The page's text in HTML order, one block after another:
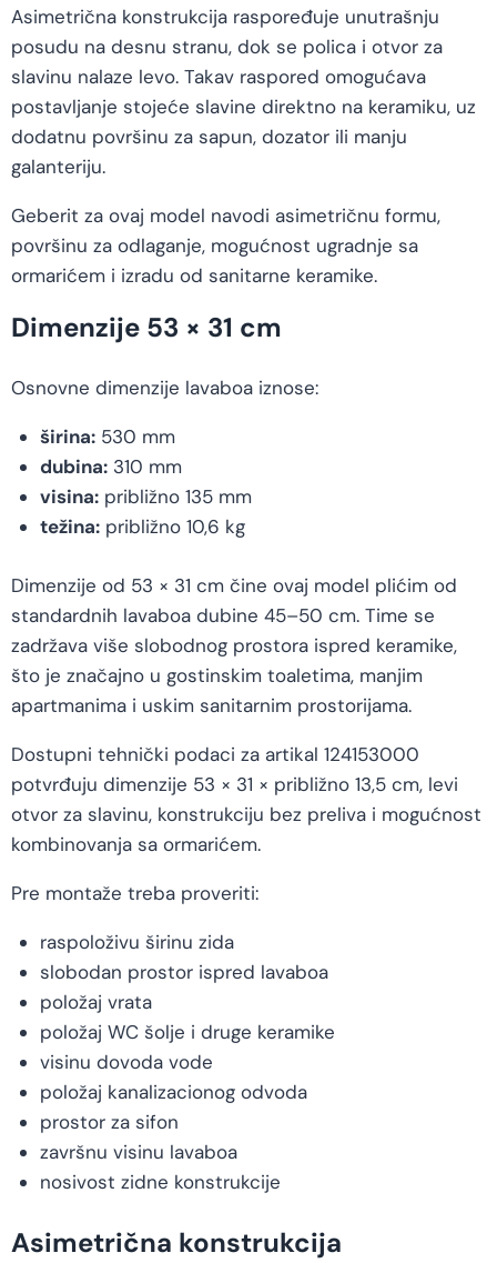
Asimetrična konstrukcija raspoređuje unutrašnju
posudu na desnu stranu, dok se polica i otvor za
slavinu nalaze levo. Takav raspored omogućava
postavljanje stojeće slavine direktno na keramiku, uz
dodatnu površinu za sapun, dozator ili manju
galanteriju.
Geberit za ovaj model navodi asimetričnu formu,
površinu za odlaganje, mogućnost ugradnje sa
ormarićem i izradu od sanitarne keramike.
Dimenzije 53 × 31 cm
Osnovne dimenzije lavaboa iznose:
širina:530 mm
dubina:310 mm
visina:približno 135 mm
težina:približno 10,6 kg
Dimenzije od 53 × 31 cm čine ovaj model plićim od
standardnih lavaboa dubine 45–50 cm. Time se
zadržava više slobodnog prostora ispred keramike,
što je značajno u gostinskim toaletima, manjim
apartmanima i uskim sanitarnim prostorijama.
Dostupni tehnički podaci za artikal 124153000
potvrđuju dimenzije 53 × 31 × približno 13,5 cm, levi
otvor za slavinu, konstrukciju bez preliva i mogućnost
kombinovanja sa ormarićem.
Pre montaže treba proveriti:
raspoloživu širinu zida
slobodan prostor ispred lavaboa
položaj vrata
položaj WC šolje i druge keramike
visinu dovoda vode
položaj kanalizacionog odvoda
prostor za sifon
završnu visinu lavaboa
nosivost zidne konstrukcije
Asimetrična konstrukcija